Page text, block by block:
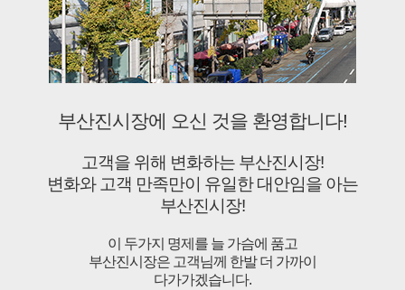
부산진시장에 오신 것을 환영합니다!
고객을 위해 변화하는 부산진시장!
변화와 고객 만족만이 유일한 대안임을 아는
부산진시장!
이 두가지 명제를 늘 가슴에 품고
부산진시장은 고객님께 한발 더 가까이
다가가겠습니다.